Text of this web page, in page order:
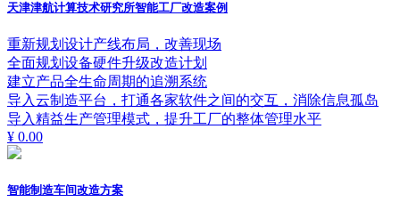
天津津航计算技术研究所智能工厂改造案例
重新规划设计产线布局，改善现场
全面规划设备硬件升级改造计划
建立产品全生命周期的追溯系统
导入云制造平台，打通各家软件之间的交互，消除信息孤岛
导入精益生产管理模式，提升工厂的整体管理水平
¥ 0.00
智能制造车间改造方案